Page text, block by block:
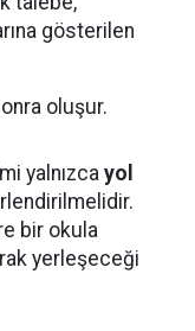
gösterilen
oluşur.
yalnızca yol
bir okula
yerleşeceği